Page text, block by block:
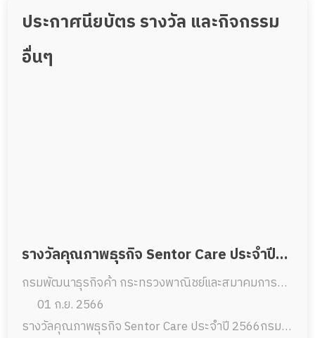
ประกาศนียบัตร รางวัล และกิจกรรม
อื่นๆ
รางวัลคุณภาพธุรกิจ Sentor Care ประจำปี
2566
กรมพัฒนาธุรกิจค้า กระทรวงพาณิชย์และสมาคมการค้า
และการบริการสุขภาพผู้สูงอายุไทย
01 ก.ย. 2566
รางวัลคุณภาพธุรกิจ Sentor Care ประจำปี 2566กรม